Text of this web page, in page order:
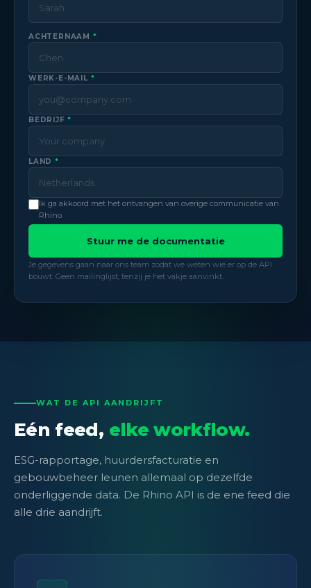
ACHTERNAAM *
WERK-E-MAIL *
BEDRIJF*
LAND *
Ik ga akkoord met het ontvangen van overige communicatie van
Rhino.
Stuur me de documentatie
Je gegevens gaan naar ons team zodat we weten wie er op de API
bouwt. Geen mailinglijst, tenzij je het vakje aanvinkt.
WAT DE API AANDRIJFT
Eén feed, elke workflow.
ESG-rapportage, huurdersfacturatie en
gebouwbeheer leunen allemaal op dezelfde
onderliggende data. De Rhino API is de ene feed die
alle drie aandrijft.